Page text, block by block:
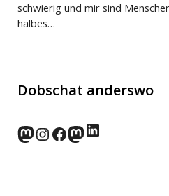
schwierig und mir sind
halbes…
Dobschat anderswo
norden.social
Instagram
Facebook
wp-punks.social
LinkedIn